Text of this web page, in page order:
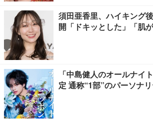
須田亜香里、ハイキング
開「ドキッとした」「肌
「中島健人のオールナイ
定 通称“1部”のパーソナ